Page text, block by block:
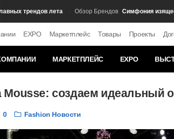
трендов лета Обзор Брендов Симфония изящества
EXPO Маркетплейс Товары Проекты
МАРКЕТПЛЕЙС EXPO
Mousse: создаем идеальный
0 Fashion Новости